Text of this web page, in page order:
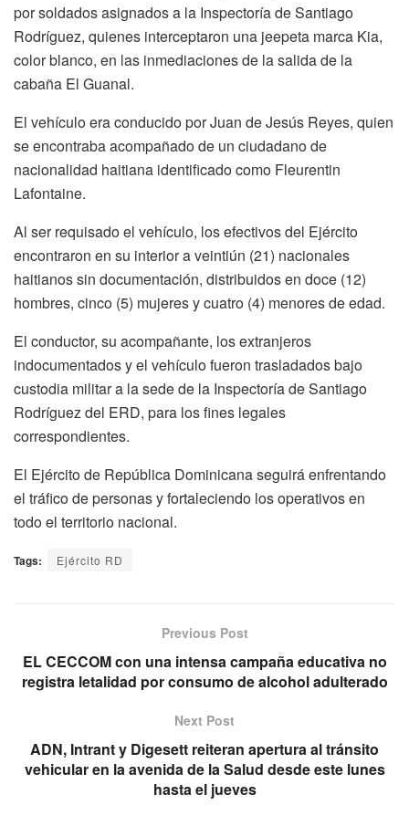
por soldados asignados a la Inspectoría de Santiago
Rodríguez, quienes interceptaron una jeepeta marca Kia,
color blanco, en las inmediaciones de la salida de la
cabaña El Guanal.
El vehículo era conducido por Juan de Jesús Reyes, quien
se encontraba acompañado de un ciudadano de
nacionalidad haitiana identificado como Fleurentin
Lafontaine.
Al ser requisado el vehículo, los efectivos del Ejército
encontraron en su interior a veintiún (21) nacionales
haitianos sin documentación, distribuidos en doce (12)
hombres, cinco (5) mujeres y cuatro (4) menores de edad.
El conductor, su acompañante, los extranjeros
indocumentados y el vehículo fueron trasladados bajo
custodia militar a la sede de la Inspectoría de Santiago
Rodríguez del ERD, para los fines legales
correspondientes.
El Ejército de República Dominicana seguirá enfrentando
el tráfico de personas y fortaleciendo los operativos en
todo el territorio nacional.
Tags: Ejército RD
Previous Post
EL CECCOM con una intensa campaña educativa no
registra letalidad por consumo de alcohol adulterado
Next Post
ADN, Intrant y Digesett reiteran apertura al tránsito
vehicular en la avenida de la Salud desde este lunes
hasta el jueves